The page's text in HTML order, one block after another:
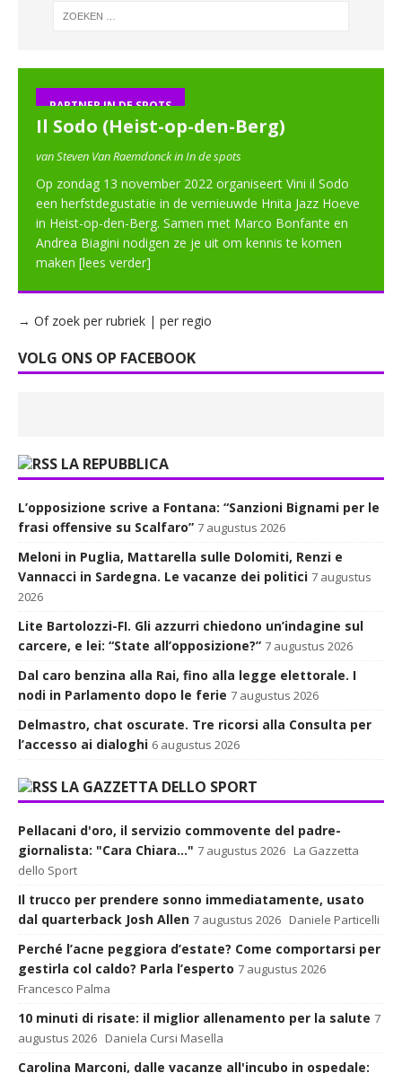
PARTNER IN DE SPOTS
Il Sodo (Heist-op-den-Berg)
van Steven Van Raemdonck in In de spots
Op zondag 13 november 2022 organiseert Vini il Sodo
een herfstdegustatie in de vernieuwde Hnita Jazz Hoeve
in Heist-op-den-Berg. Samen met Marco Bonfante en
Andrea Biagini nodigen ze je uit om kennis te komen
maken [lees verder]
→ Of zoek per rubriek | per regio
VOLG ONS OP FACEBOOK
LA REPUBBLICA
L’opposizione scrive a Fontana: “Sanzioni Bignami per le
frasi offensive su Scalfaro” 7 augustus 2026
Meloni in Puglia, Mattarella sulle Dolomiti, Renzi e
Vannacci in Sardegna. Le vacanze dei politici 7 augustus
2026
Lite Bartolozzi-FI. Gli azzurri chiedono un’indagine sul
carcere, e lei: “State all’opposizione?” 7 augustus 2026
Dal caro benzina alla Rai, fino alla legge elettorale. I
nodi in Parlamento dopo le ferie 7 augustus 2026
Delmastro, chat oscurate. Tre ricorsi alla Consulta per
l’accesso ai dialoghi 6 augustus 2026
LA GAZZETTA DELLO SPORT
Pellacani d'oro, il servizio commovente del padre-
giornalista: "Cara Chiara..." 7 augustus 2026 La Gazzetta
dello Sport
Il trucco per prendere sonno immediatamente, usato
dal quarterback Josh Allen 7 augustus 2026 Daniele Particelli
Perché l’acne peggiora d’estate? Come comportarsi per
gestirla col caldo? Parla l’esperto 7 augustus 2026
Francesco Palma
10 minuti di risate: il miglior allenamento per la salute 7
augustus 2026 Daniela Cursi Masella
Carolina Marconi, dalle vacanze all'incubo in ospedale: